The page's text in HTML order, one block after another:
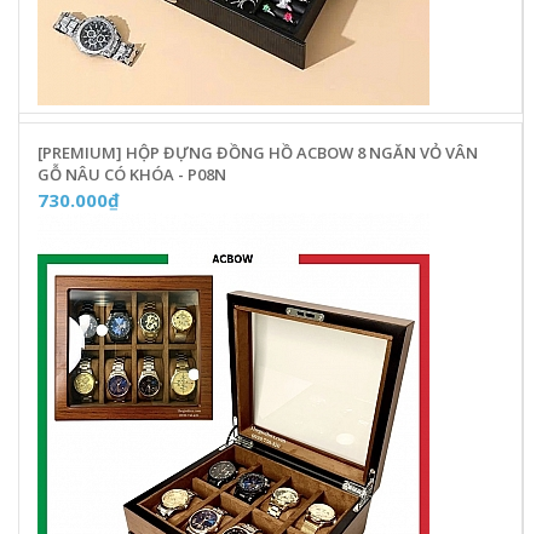
[PREMIUM] HỘP ĐỰNG ĐỒNG HỒ ACBOW 8 NGĂN VỎ VÂN
GỖ NÂU CÓ KHÓA - P08N
730.000₫